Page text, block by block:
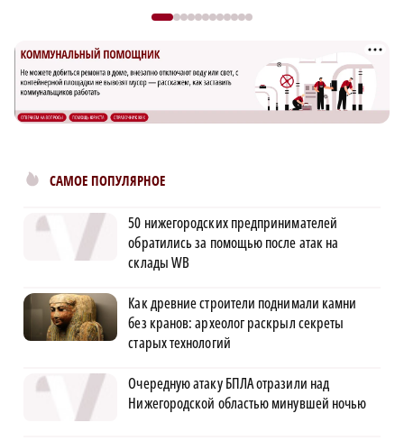
САМОЕ ПОПУЛЯРНОЕ
50 нижегородских предпринимателей
обратились за помощью после атак на
склады WB
Как древние строители поднимали камни
без кранов: археолог раскрыл секреты
старых технологий
Очередную атаку БПЛА отразили над
Нижегородской областью минувшей ночью